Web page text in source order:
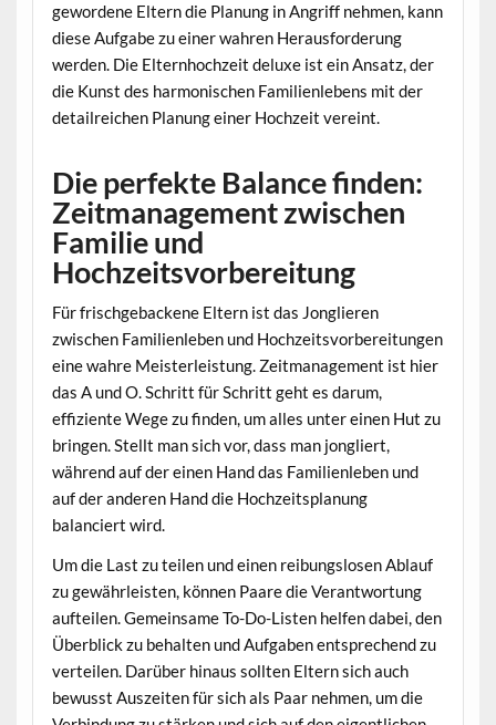
gewordene Eltern die Planung in Angriff nehmen, kann
diese Aufgabe zu einer wahren Herausforderung
werden. Die Elternhochzeit deluxe ist ein Ansatz, der
die Kunst des harmonischen Familienlebens mit der
detailreichen Planung einer Hochzeit vereint.
Die perfekte Balance finden:
Zeitmanagement zwischen
Familie und
Hochzeitsvorbereitung
Für frischgebackene Eltern ist das Jonglieren
zwischen Familienleben und Hochzeitsvorbereitungen
eine wahre Meisterleistung. Zeitmanagement ist hier
das A und O. Schritt für Schritt geht es darum,
effiziente Wege zu finden, um alles unter einen Hut zu
bringen. Stellt man sich vor, dass man jongliert,
während auf der einen Hand das Familienleben und
auf der anderen Hand die Hochzeitsplanung
balanciert wird.
Um die Last zu teilen und einen reibungslosen Ablauf
zu gewährleisten, können Paare die Verantwortung
aufteilen. Gemeinsame To-Do-Listen helfen dabei, den
Überblick zu behalten und Aufgaben entsprechend zu
verteilen. Darüber hinaus sollten Eltern sich auch
bewusst Auszeiten für sich als Paar nehmen, um die